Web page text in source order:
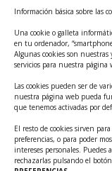
Información básica sobre las
Una cookie o galleta
en tu ordenador,
Algunas cookies son
servicios para nuestra página
Las cookies pueden ser de
nuestra página web pueda
que tenemos activadas por
El resto de cookies sirven
preferencias, o para poder
intereses personales. Puedes
rechazarlas pulsando el botón
Tecnológicos 2ª
Ayudas INFO
innovadoras con
Convocatoria
para la
Competitividad
Cheque
contratación de
Competitividad